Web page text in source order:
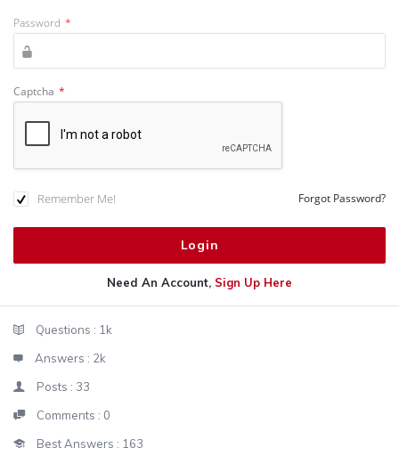
Password *
Captcha *
Remember Me! Forgot Password?
Need An Account, Sign Up Here
StatsQuestions : 1k
Answers : 2k
Posts : 33
Comments : 0
Best Answers : 163